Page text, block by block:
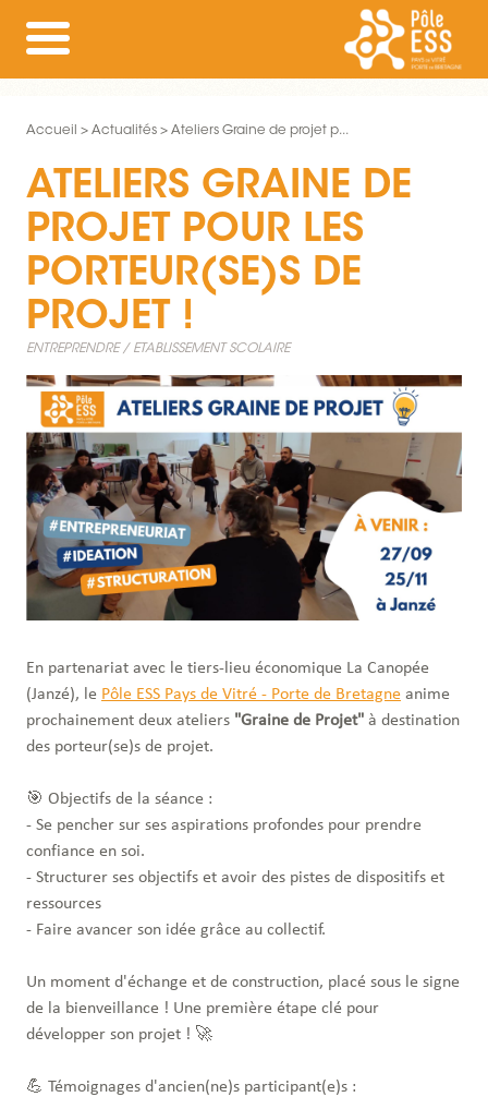
Accueil Actualités Ateliers Graine de projet p...
ATELIERS GRAINE DE
PROJET POUR LES
PORTEUR(SE)S DE
PROJET !
ENTREPRENDRE ETABLISSEMENT SCOLAIRE
En partenariat avec le tiers-lieu économique La Canopée
(Janzé), le Pôle ESS Pays de Vitré - Porte de Bretagne anime
prochainement deux ateliers "Graine de Projet" à destination
des porteur(se)s de projet.
🎯 Objectifs de la séance :
- Se pencher sur ses aspirations profondes pour prendre
confiance en soi.
- Structurer ses objectifs et avoir des pistes de dispositifs et
ressources
- Faire avancer son idée grâce au collectif.
Un moment d'échange et de construction, placé sous le signe
de la bienveillance ! Une première étape clé pour
développer son projet ! 🚀
💪 Témoignages d'ancien(ne)s participant(e)s :